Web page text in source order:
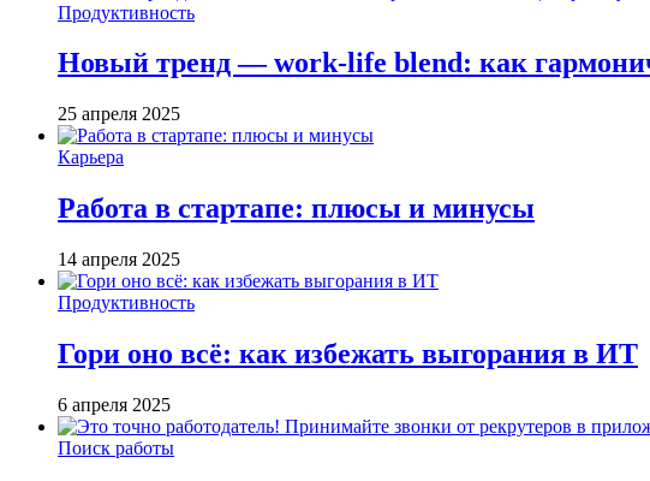
Продуктивность
Новый тренд — work-life blend: как
25 апреля 2025
Карьера
Работа в стартапе: плюсы и минусы
14 апреля 2025
Продуктивность
Гори оно всё: как избежать выгорания в ИТ
6 апреля 2025
Поиск работы